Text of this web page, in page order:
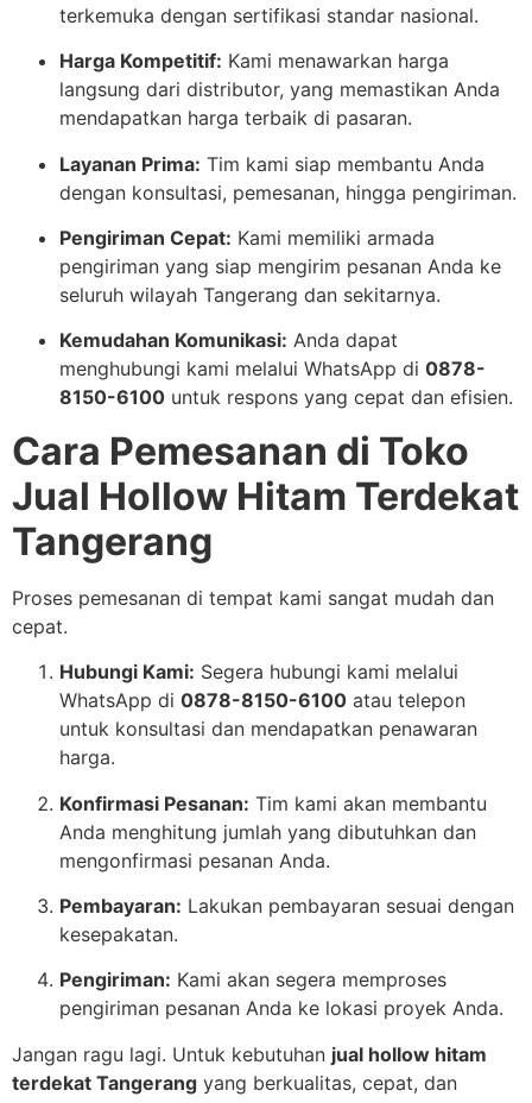
terkemuka dengan sertifikasi standar nasional.
Harga Kompetitif: Kami menawarkan harga
langsung dari distributor, yang memastikan Anda
mendapatkan harga terbaik di pasaran.
Layanan Prima: Tim kami siap membantu Anda
dengan konsultasi, pemesanan, hingga pengiriman.
Pengiriman Cepat: Kami memiliki armada
pengiriman yang siap mengirim pesanan Anda ke
seluruh wilayah Tangerang dan sekitarnya.
Kemudahan Komunikasi: Anda dapat
menghubungi kami melalui WhatsApp di 0878-
8150-6100 untuk respons yang cepat dan efisien.
Cara Pemesanan di Toko
Jual Hollow Hitam Terdekat
Tangerang
Proses pemesanan di tempat kami sangat mudah dan
cepat.
Hubungi Kami: Segera hubungi kami melalui
WhatsApp di 0878-8150-6100 atau telepon
untuk konsultasi dan mendapatkan penawaran
harga.
Konfirmasi Pesanan: Tim kami akan membantu
Anda menghitung jumlah yang dibutuhkan dan
mengonfirmasi pesanan Anda.
Pembayaran: Lakukan pembayaran sesuai dengan
kesepakatan.
Pengiriman: Kami akan segera memproses
pengiriman pesanan Anda ke lokasi proyek Anda.
Jangan ragu lagi. Untuk kebutuhan jual hollow hitam
terdekat Tangerang yang berkualitas, cepat, dan